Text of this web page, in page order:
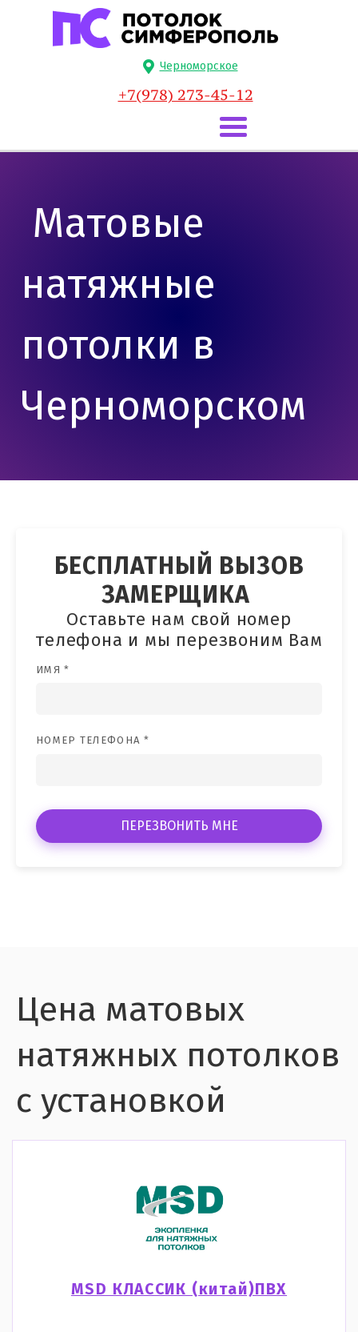
Черноморское
+7(978) 273-45-12
Матовые
натяжные
потолки в
Черноморском
БЕСПЛАТНЫЙ ВЫЗОВ
ЗАМЕРЩИКА
Оставьте нам свой номер
телефона и мы перезвоним Вам
ИМЯ *
НОМЕР ТЕЛЕФОНА *
ПЕРЕЗВОНИТЬ МНЕ
Цена матовых
натяжных потолков
с установкой
MSD КЛАССИК (китай)ПВХ